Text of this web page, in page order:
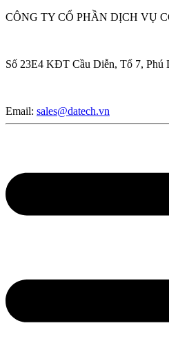
CÔNG TY CỔ PHẦN DỊCH VỤ
Số 23E4 KĐT Cầu Diễn, Tổ 7, Phú
Email: sales@datech.vn